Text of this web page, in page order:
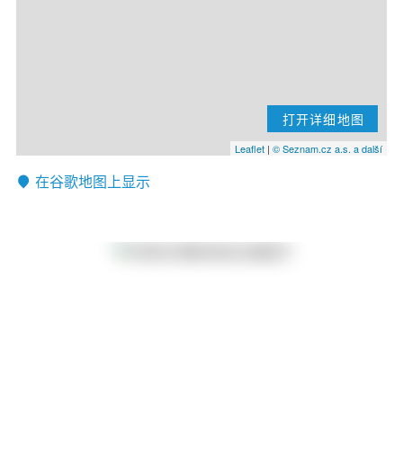
打开详细地图
Leaflet | © Seznam.cz a.s. a další
在谷歌地图上显示